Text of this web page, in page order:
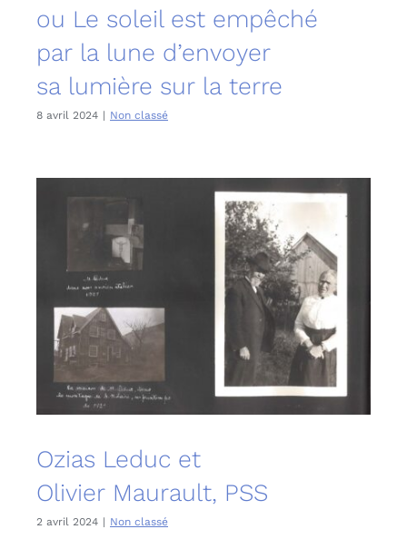
ou Le soleil est empêché
par la lune d’envoyer
sa lumière sur la terre
8 avril 2024 | Non classé
Ozias Leduc et
Olivier Maurault, PSS
2 avril 2024 | Non classé